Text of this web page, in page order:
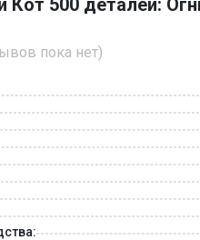
500 деталей:
пока нет)